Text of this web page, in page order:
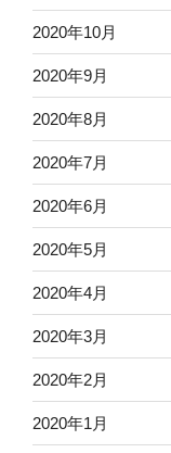
2020年10月
2020年9月
2020年8月
2020年7月
2020年6月
2020年5月
2020年4月
2020年3月
2020年2月
2020年1月